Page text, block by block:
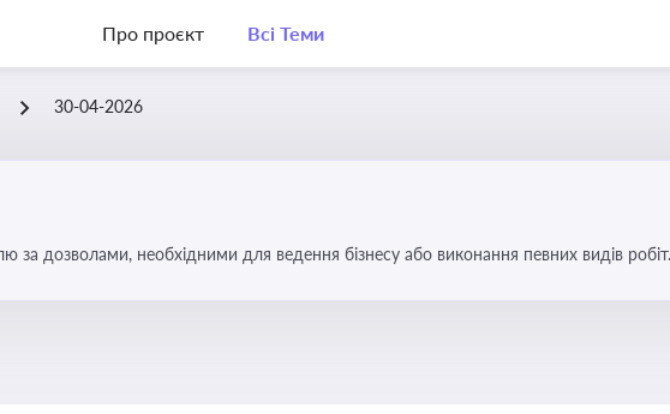
Про проєкт Всі Теми
30-04-2026
дозволами, необхідними для ведення бізнесу або виконання певних видів робіт.